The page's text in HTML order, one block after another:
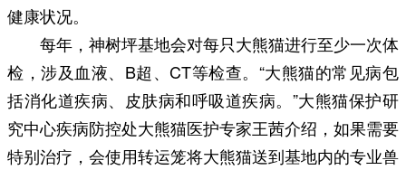
健康状况。
每年，神树坪基地会对每只大熊猫进行至少一次体
检，涉及血液、B超、CT等检查。“大熊猫的常见病包
括消化道疾病、皮肤病和呼吸道疾病。”大熊猫保护研
究中心疾病防控处大熊猫医护专家王茜介绍，如果需要
特别治疗，会使用转运笼将大熊猫送到基地内的专业兽